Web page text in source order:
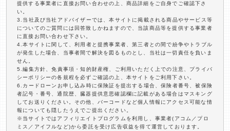
提供する事業者に直接お問い合わせの上、商品詳細をご自身でご確認下さ
い。
3.当社及び当社アドバイザーでは、本サイトに掲載される商品やサービス等
についてのご質問には回答致しかねますので、当該商品等を提供する事業者
に直接お問い合わせ下さい。
4.本サイトに関して、利用者と提携事業者、第三者との間で紛争やトラブル
が発生した場合、当事者間で解決を図るものとし、当社は一切責任を負いま
せん。
5.編集方針、免責事項・知的財産権、ご利用いただく上での注意、プライバ
シーポリシーの各規程を必ずご確認の上、本サイトをご利用下さい。
6.カードローンお申し込み時に保険証を提出する場合、保険者番号、被保険
者記号・番号、通院歴、臓器提供意思確認欄に記載がある場合はマスキング
してお送りください。その他、バーコードなど個人情報にアクセス可能な情
報についても隠したうえでご提出ください。
※当サイトではアフィリエイトプログラムを利用し、事業者(アコム／プロ
ミス／アイフルなど)から委託を受け広告収益を得て運営しております。